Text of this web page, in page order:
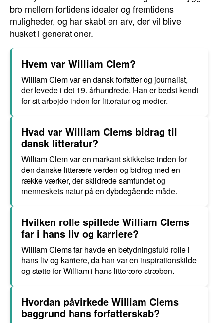
bro mellem fortidens idealer og fremtidens
muligheder, og har skabt en arv, der vil blive
husket i generationer.
Hvem var William Clem?
William Clem var en dansk forfatter og journalist,
der levede i det 19. århundrede. Han er bedst kendt
for sit arbejde inden for litteratur og medier.
Hvad var William Clems bidrag til
dansk litteratur?
William Clem var en markant skikkelse inden for
den danske litterære verden og bidrog med en
række værker, der skildrede samfundet og
menneskets natur på en dybdegående måde.
Hvilken rolle spillede William Clems
far i hans liv og karriere?
William Clems far havde en betydningsfuld rolle i
hans liv og karriere, da han var en inspirationskilde
og støtte for William i hans litterære stræben.
Hvordan påvirkede William Clems
baggrund hans forfatterskab?